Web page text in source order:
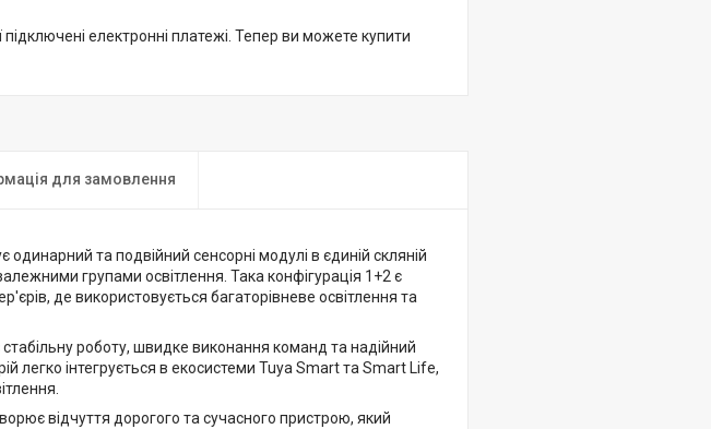
підключені електронні платежі. Тепер ви можете купити
для замовлення
та подвійний сенсорні модулі в єдиній скляній
групами освітлення. Така конфігурація 1+2 є
де використовується багаторівневе освітлення та
роботу, швидке виконання команд та надійний
легко інтегрується в екосистеми Tuya Smart та Smart Life,
відчуття дорогого та сучасного пристрою, який